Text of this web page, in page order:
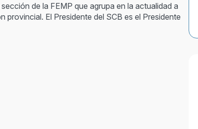
de la FEMP que agrupa en la actualidad a
El Presidente del SCB es el Presidente